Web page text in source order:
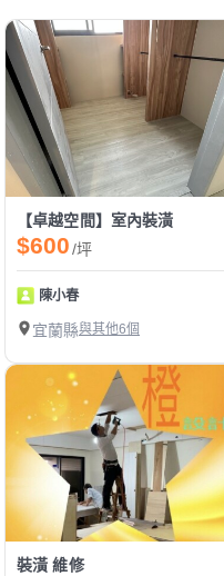
【卓越空間】室內裝潢
$600/坪
陳小春
宜蘭縣與其他6個
裝潢 維修